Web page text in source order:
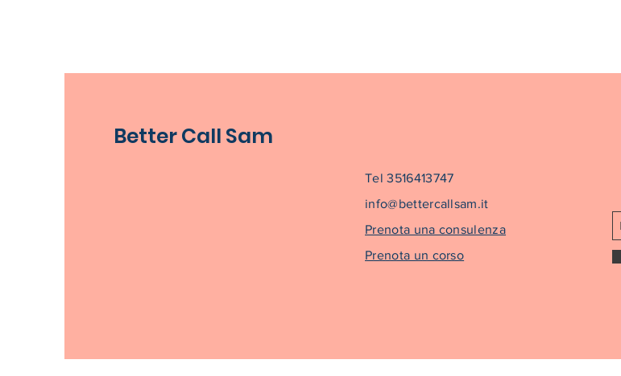
Better Call Sam
Tel 3516413747
info@bettercallsam.it
Prenota una consulenza
Prenota un corso